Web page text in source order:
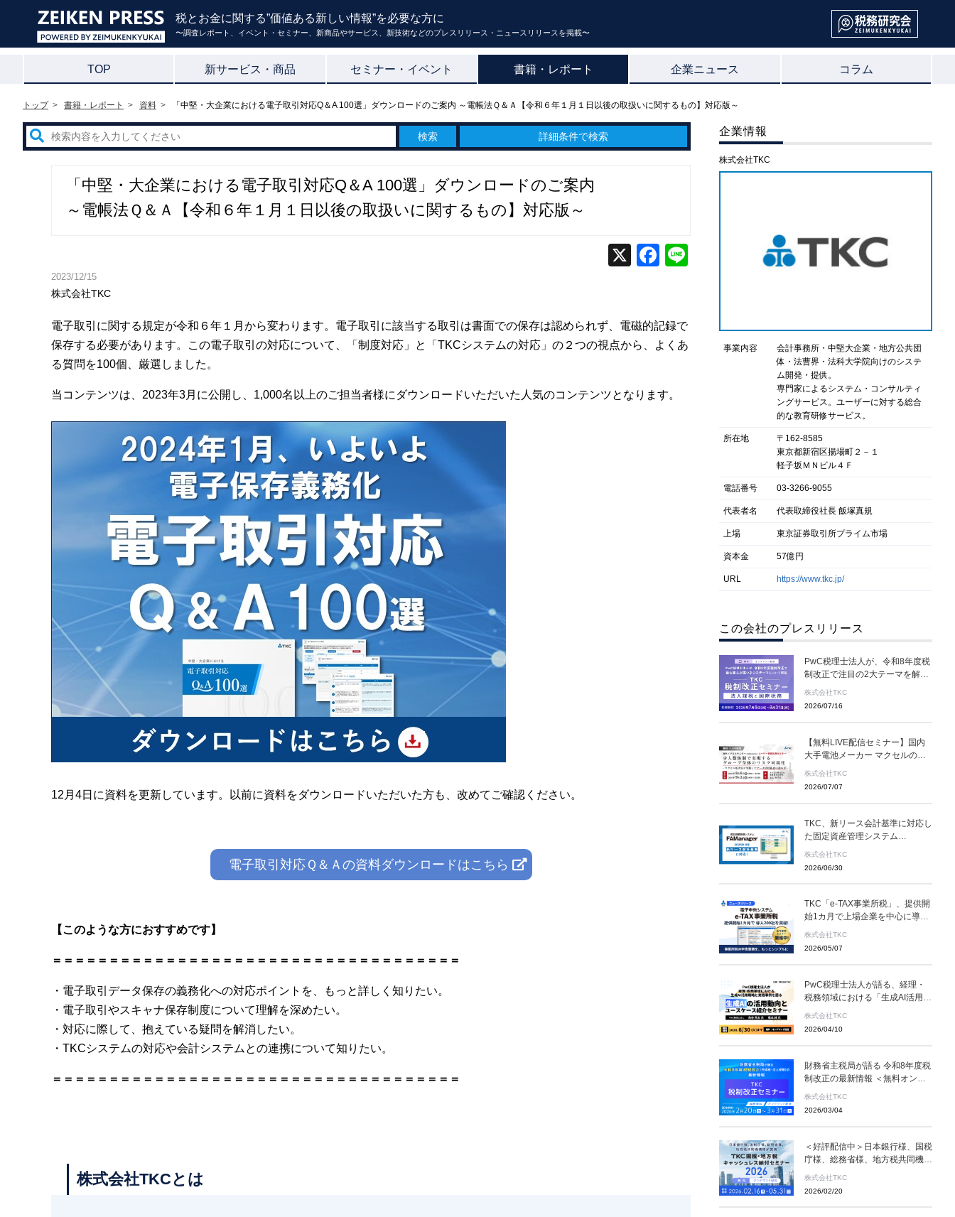
税とお金に関する”価値ある新しい情報”を必要な方に
〜調査レポート、イベント・セミナー、新商品やサービス、新技術などのプレスリリース・ニュースリリースを掲載〜
TOP 新サービス・商品 セミナー・イベント 書籍・レポート 企業ニュース コラム
トップ 書籍・レポート 資料 「中堅・大企業における電子取引対応Q＆A 100選」ダウンロードのご案内 ～電帳法Ｑ＆Ａ【令和６年１月１日以後の取扱いに関するもの】対応版～
詳細条件で検索
「中堅・大企業における電子取引対応Q＆A 100選」ダウンロードのご案内
～電帳法Ｑ＆Ａ【令和６年１月１日以後の取扱いに関するもの】対応版～
2023/12/15
株式会社TKC
電子取引に関する規定が令和６年１月から変わります。電子取引に該当する取引は書面での保存は認められず、電磁的記録で
保存する必要があります。この電子取引の対応について、「制度対応」と「TKCシステムの対応」の２つの視点から、よくあ
る質問を100個、厳選しました。
当コンテンツは、2023年3月に公開し、1,000名以上のご担当者様にダウンロードいただいた人気のコンテンツとなります。
12月4日に資料を更新しています。以前に資料をダウンロードいただいた方も、改めてご確認ください。
電子取引対応Ｑ＆Ａの資料ダウンロードはこちら
【このような方におすすめです】
＝＝＝＝＝＝＝＝＝＝＝＝＝＝＝＝＝＝＝＝＝＝＝＝＝＝＝＝＝＝＝＝＝＝＝＝
・電子取引データ保存の義務化への対応ポイントを、もっと詳しく知りたい。
・電子取引やスキャナ保存制度について理解を深めたい。
・対応に際して、抱えている疑問を解消したい。
・TKCシステムの対応や会計システムとの連携について知りたい。
＝＝＝＝＝＝＝＝＝＝＝＝＝＝＝＝＝＝＝＝＝＝＝＝＝＝＝＝＝＝＝＝＝＝＝＝
株式会社TKCとは
企業情報
株式会社TKC
事業内容
会計事務所・中堅大企業・地方公共団
体・法曹界・法科大学院向けのシステ
ム開発・提供。
専門家によるシステム・コンサルティ
ングサービス。ユーザーに対する総合
的な教育研修サービス。
所在地
〒162-8585
東京都新宿区揚場町２－１
軽子坂ＭＮビル４Ｆ
電話番号 03-3266-9055
代表者名 代表取締役社長 飯塚真規
上場 東京証券取引所プライム市場
資本金 57億円
URL https://www.tkc.jp/
この会社のプレスリリース
PwC税理士法人が、令和8年度税
制改正で注目の2大テーマを解説
＜無料オンデマンド配信＞TKC税
株式会社TKC
2026/07/16
【無料LIVE配信セミナー】国内
大手電池メーカー マクセルの監
査室が実践するデータ活用監査と
株式会社TKC
2026/07/07
TKC、新リース会計基準に対応し
た固定資産管理システム
株式会社TKC
2026/06/30
TKC「e-TAX事業所税」、提供開
始1カ月で上場企業を中心に導入
200社を突破 システム操作体感セ
株式会社TKC
2026/05/07
PwC税理士法人が語る、経理・
税務領域における「生成AI活用」
＜無料オンデマンド配信＞生成AI
株式会社TKC
2026/04/10
財務省主税局が語る 令和8年度税
制改正の最新情報 ＜無料オンデ
マンド配信＞TKC税制改正セミナ
株式会社TKC
2026/03/04
＜好評配信中＞日本銀行様、国税
庁様、総務省様、地方税共同機構
株式会社TKC
2026/02/20